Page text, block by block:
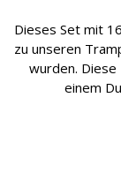
Dieses Set mit
zu unseren
wurden.
einem